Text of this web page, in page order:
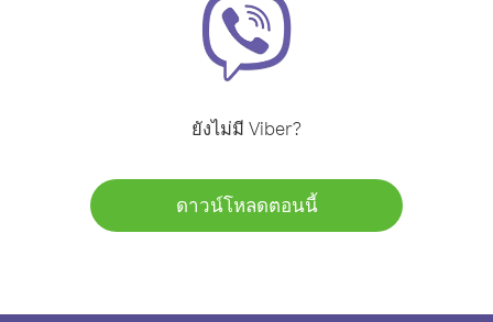
ยังไม่มี Viber?
ดาวน์โหลดตอนนี้